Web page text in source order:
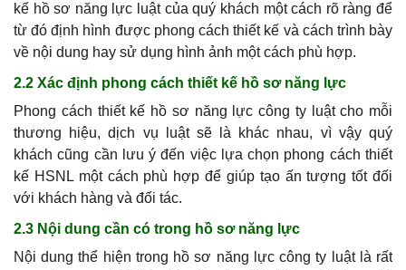
kế hồ sơ năng lực luật của quý khách một cách rõ ràng để
từ đó định hình được phong cách thiết kế và cách trình bày
về nội dung hay sử dụng hình ảnh một cách phù hợp.
2.2 Xác định phong cách thiết kế hồ sơ năng lực
Phong cách thiết kế hồ sơ năng lực công ty luật cho mỗi
thương hiệu, dịch vụ luật sẽ là khác nhau, vì vậy quý
khách cũng cần lưu ý đến việc lựa chọn phong cách thiết
kế HSNL một cách phù hợp để giúp tạo ấn tượng tốt đối
với khách hàng và đối tác.
2.3 Nội dung cần có trong hồ sơ năng lực
Nội dung thể hiện trong hồ sơ năng lực công ty luật là rất